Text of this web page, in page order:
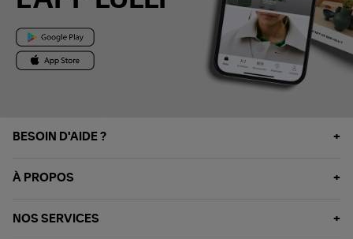
BESOIN D'AIDE ?
À PROPOS
NOS SERVICES